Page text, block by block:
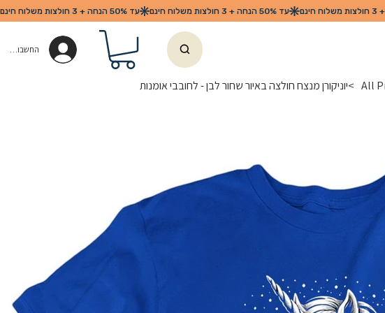
החשבון שלי
All
>יוניקורן מנצח חולצה באיור שחור לבן - לחובבי אומנות